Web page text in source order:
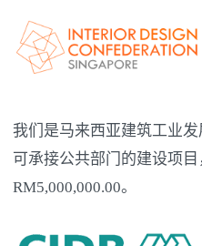
我们是马来西亚建筑工业发
可承接公共部门的建设项
RM5,000,000.00。